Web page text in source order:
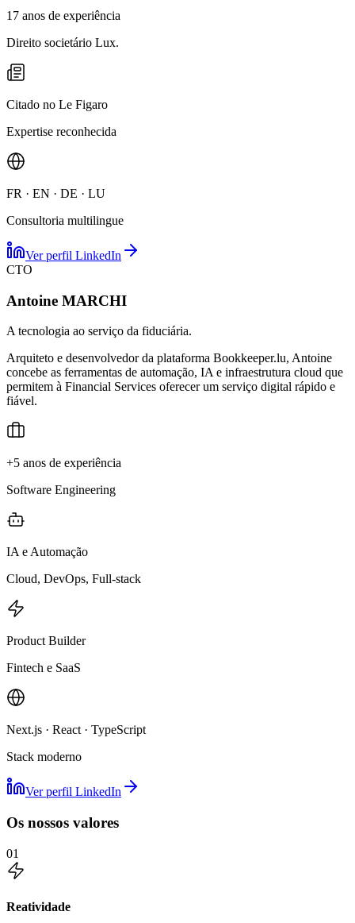
17 anos de experiência
Direito societário Lux.
Citado no Le Figaro
Expertise reconhecida
FR · EN · DE · LU
Consultoria multilingue
Ver perfil LinkedIn
CTO
Antoine MARCHI
A tecnologia ao serviço da fiduciária.
Arquiteto e desenvolvedor da plataforma Bookkeeper.lu, Antoine
concebe as ferramentas de automação, IA e infraestrutura cloud que
permitem à Financial Services oferecer um serviço digital rápido e
fiável.
+5 anos de experiência
Software Engineering
IA e Automação
Cloud, DevOps, Full-stack
Product Builder
Fintech e SaaS
Next.js · React · TypeScript
Stack moderno
Ver perfil LinkedIn
Os nossos valores
01
Reatividade